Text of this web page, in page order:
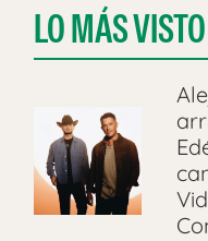
LO MÁS VISTO